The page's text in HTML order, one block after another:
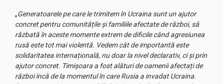
„Generatoarele pe care le trimitem în Ucraina sunt un ajutor
concret pentru comunitățile și familiile afectate de război, să
răzbată în aceste momente extrem de dificile când agresiunea
rusă este tot mai violentă. Vedem cât de importantă este
solidaritatea internațională, nu doar la nivel declarativ, ci și prin
ajutor concret. Timișoara a fost alături de oamenii afectați de
război încă de la momentul în care Rusia a invadat Ucraina.